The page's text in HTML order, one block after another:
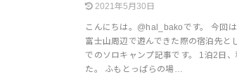
2021年5月30日
こんにちは。@hal_bakoです。 今回
富士山周辺で遊んできた際の宿泊先と
でのソロキャンプ記事です。 1泊2日
た。 ふもとっぱらの場…